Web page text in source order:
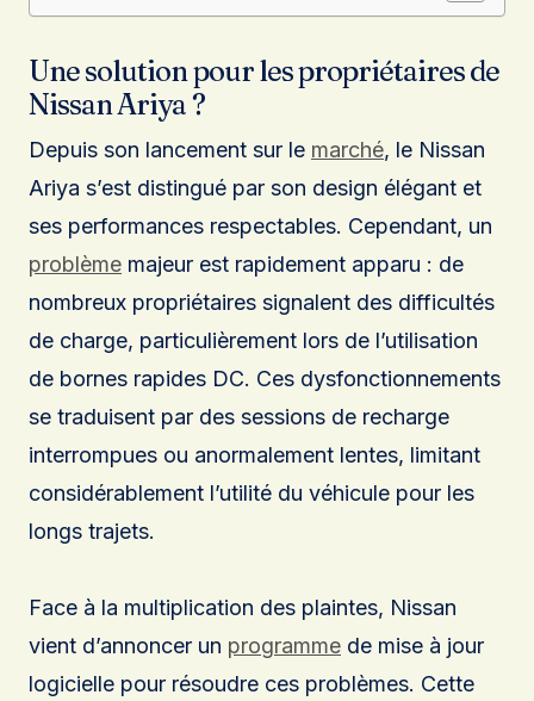
Une solution pour les propriétaires de
Nissan Ariya ?
Depuis son lancement sur le marché, le Nissan
Ariya s’est distingué par son design élégant et
ses performances respectables. Cependant, un
problème majeur est rapidement apparu : de
nombreux propriétaires signalent des difficultés
de charge, particulièrement lors de l’utilisation
de bornes rapides DC. Ces dysfonctionnements
se traduisent par des sessions de recharge
interrompues ou anormalement lentes, limitant
considérablement l’utilité du véhicule pour les
longs trajets.
Face à la multiplication des plaintes, Nissan
vient d’annoncer un programme de mise à jour
logicielle pour résoudre ces problèmes. Cette